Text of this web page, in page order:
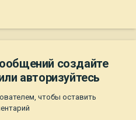
создайте
авторизуйтесь
чтобы оставить